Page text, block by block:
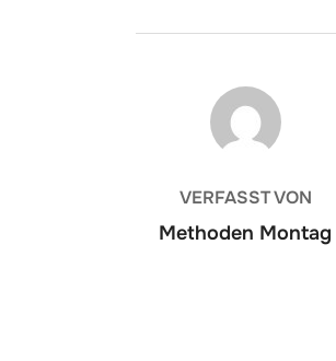
BEITRAGSAUTOR
VERFASST VON
Methoden Montag